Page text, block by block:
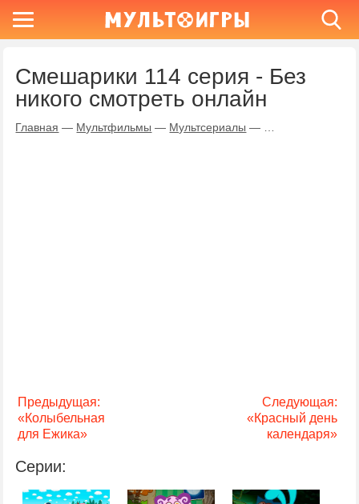
Смешарики 114 серия - Без
никого смотреть онлайн
Главная — Мультфильмы — Мультсериалы —
Предыдущая:
«Колыбельная
для Ежика»
Следующая:
«Красный день
календаря»
Серии: